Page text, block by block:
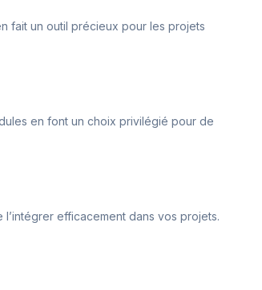
fait un outil précieux pour les projets
en font un choix privilégié pour de
efficacement dans vos projets.